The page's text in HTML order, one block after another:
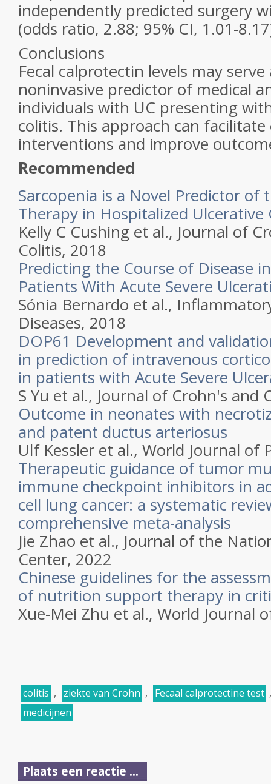
independently predicted surgery
(odds ratio, 2.88; 95% CI, 1.01-
Conclusions
Fecal calprotectin levels may
noninvasive predictor of medical
individuals with UC presenting
colitis. This approach can
interventions and improve
Recommended
Sarcopenia is a Novel Predictor of
Therapy in Hospitalized Ulcerative
Kelly C Cushing et al., Journal of
Colitis, 2018
Predicting the Course of Disease
Patients With Acute Severe
Sónia Bernardo et al.,
Diseases, 2018
DOP61 Development and
in prediction of intravenous
in patients with Acute Severe
S Yu et al., Journal of Crohn's and
Outcome in neonates with
and patent ductus arteriosus
Ulf Kessler et al., World Journal of
Therapeutic guidance of tumor
immune checkpoint inhibitors in
cell lung cancer: a systematic
comprehensive meta-analysis
Jie Zhao et al., Journal of the
Center, 2022
Chinese guidelines for the
of nutrition support therapy in
Xue-Mei Zhu et al., World Journal
colitis , ziekte van Crohn , Fecaal calprotectine test
medicijnen
Plaats een reactie ...